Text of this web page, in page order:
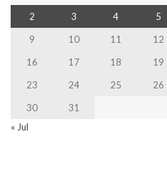
2
3 4 5
9
10 11 12
16
17 18 19
23
24 25 26
30
31
« Jul